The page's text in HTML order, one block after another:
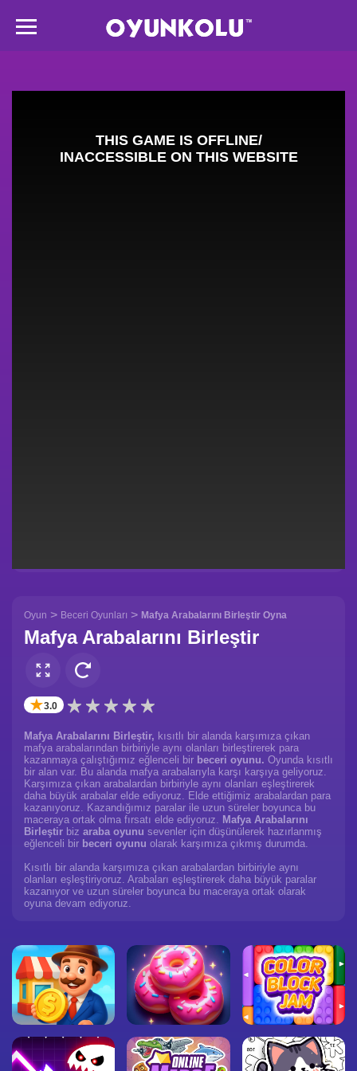
Oyun > Beceri Oyunları > Mafya Arabalarını Birleştir Oyna
Mafya Arabalarını Birleştir
✭3.0
Mafya Arabalarını Birleştir, kısıtlı bir alanda karşımıza çıkan
mafya arabalarından birbiriyle aynı olanları birleştirerek para
kazanmaya çalıştığımız eğlenceli bir beceri oyunu. Oyunda kısıtlı
bir alan var. Bu alanda mafya arabalarıyla karşı karşıya geliyoruz.
Karşımıza çıkan arabalardan birbiriyle aynı olanları eşleştirerek
daha büyük arabalar elde ediyoruz. Elde ettiğimiz arabalardan para
kazanıyoruz. Kazandığımız paralar ile uzun süreler boyunca bu
maceraya ortak olma fırsatı elde ediyoruz. Mafya Arabalarını
Birleştir biz araba oyunu sevenler için düşünülerek hazırlanmış
eğlenceli bir beceri oyunu olarak karşımıza çıkmış durumda.
Kısıtlı bir alanda karşımıza çıkan arabalardan birbiriyle aynı
olanları eşleştiriyoruz. Arabaları eşleştirerek daha büyük paralar
kazanıyor ve uzun süreler boyunca bu maceraya ortak olarak
oyuna devam ediyoruz.